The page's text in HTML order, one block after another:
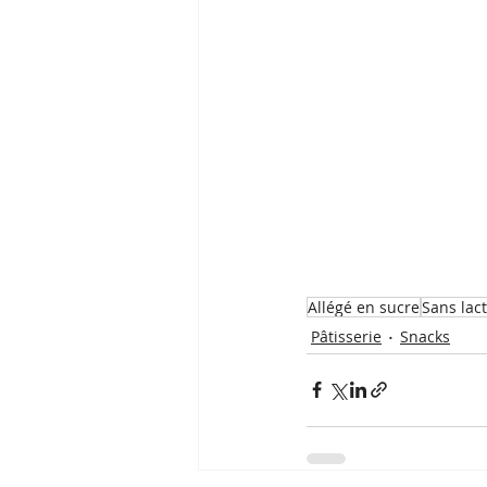
Allégé en sucreSans
Pâtisserie
Snacks